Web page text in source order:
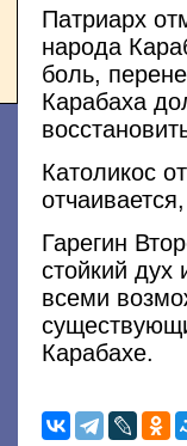
Патриарх
народа
боль,
Карабаха
Католикос
Гарегин
стойкий
всеми
Карабахе.